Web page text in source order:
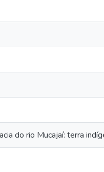
do rio Mucajaí: terra